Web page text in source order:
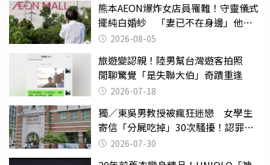
熊本AEON爆炸女店員罹難！守靈儀式
擺純白婚紗 「妻已不在身邊」他淚
喊：無法想像
2026-08-05
旅遊變認親！陸男幫台灣遊客拍照
閒聊驚覺「是失聯大伯」奇蹟重逢
2026-07-18
獨／東吳男教授被瘋狂迷戀 女學生
寄信「分屍吃掉」30次騷擾！認罪免
關 2026-07-30